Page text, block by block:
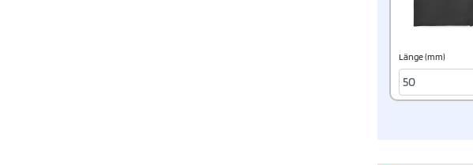
Länge (mm)